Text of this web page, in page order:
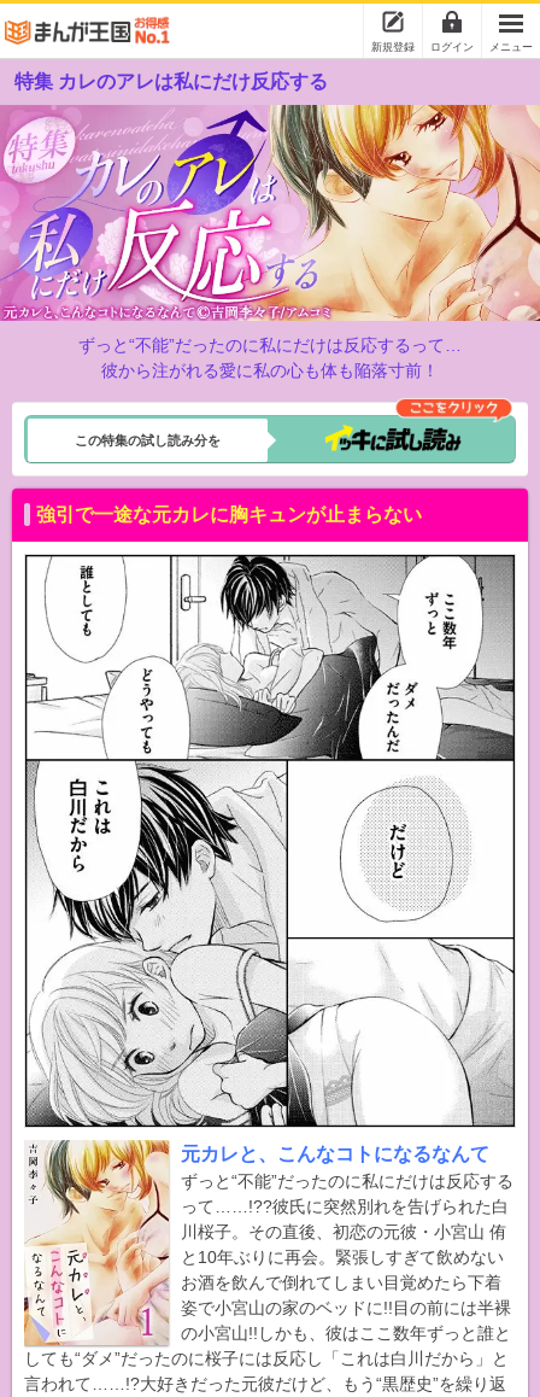
新規登録 ログイン メニュー
特集 カレのアレは私にだけ反応する
ずっと“不能”だったのに私にだけは反応するって…
彼から注がれる愛に私の心も体も陥落寸前！
この特集の試し読み分を
強引で一途な元カレに胸キュンが止まらない
元カレと、こんなコトになるなんて
ずっと“不能”だったのに私にだけは反応する
って……!??彼氏に突然別れを告げられた白
川桜子。その直後、初恋の元彼・小宮山 侑
と10年ぶりに再会。緊張しすぎて飲めない
お酒を飲んで倒れてしまい目覚めたら下着
姿で小宮山の家のベッドに!!目の前には半裸
の小宮山!!しかも、彼はここ数年ずっと誰と
しても“ダメ”だったのに桜子には反応し「これは白川だから」と
言われて……!?大好きだった元彼だけど、もう“黒歴史”を繰り返